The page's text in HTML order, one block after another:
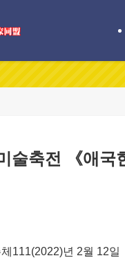
술축전 《애국
체111(2022)년 2월 12일